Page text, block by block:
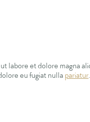
et dolore magna
eu fugiat nulla pariatur.